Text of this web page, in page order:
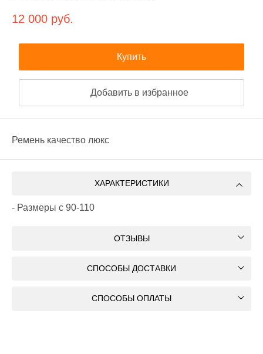
12 000 руб.
Купить
Добавить в избранное
Ремень качество люкс
ХАРАКТЕРИСТИКИ
- Размеры с 90-110
ОТЗЫВЫ
СПОСОБЫ ДОСТАВКИ
СПОСОБЫ ОПЛАТЫ